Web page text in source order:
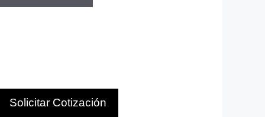
22MM
Solicitar Cotización